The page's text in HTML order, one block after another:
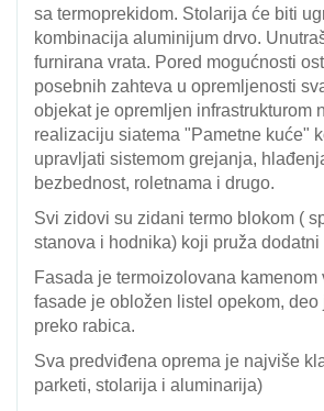
sa termoprekidom. Stolarija će biti
kombinacija aluminijum drvo.
furnirana vrata. Pored mogućnosti
posebnih zahteva u opremljenosti
objekat je opremljen infrastrukturom
realizaciju siatema "Pametne kuće"
upravljati sistemom grejanja,
bezbednost, roletnama i drugo.
Svi zidovi su zidani termo blokom (
stanova i hodnika) koji pruža dodatni
Fasada je termoizolovana kamenom
fasade je obložen listel opekom, deo
preko rabica.
Sva predviđena oprema je najviše
parketi, stolarija i aluminarija)